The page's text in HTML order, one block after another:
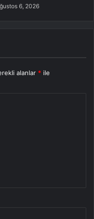
6, 2026
alanlar * ile